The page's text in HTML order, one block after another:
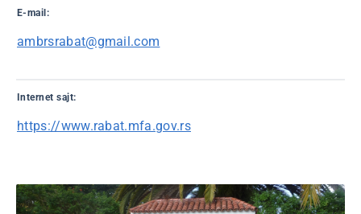
E-mail:
ambrsrabat@gmail.com
Internet sajt:
https://www.rabat.mfa.gov.rs